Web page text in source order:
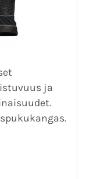
ja